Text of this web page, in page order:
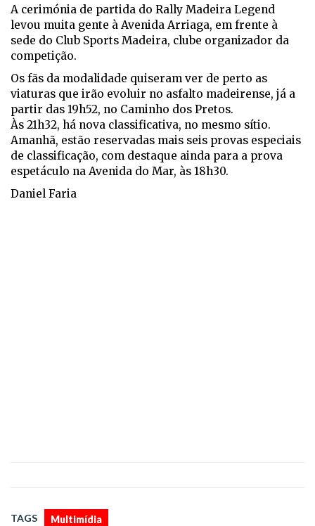
A cerimónia de partida do Rally Madeira Legend
levou muita gente à Avenida Arriaga, em frente à
sede do Club Sports Madeira, clube organizador da
competição.
Os fãs da modalidade quiseram ver de perto as
viaturas que irão evoluir no asfalto madeirense, já a
partir das 19h52, no Caminho dos Pretos.
Às 21h32, há nova classificativa, no mesmo sítio.
Amanhã, estão reservadas mais seis provas especiais
de classificação, com destaque ainda para a prova
espetáculo na Avenida do Mar, às 18h30.
Daniel Faria
TAGS Multimídia